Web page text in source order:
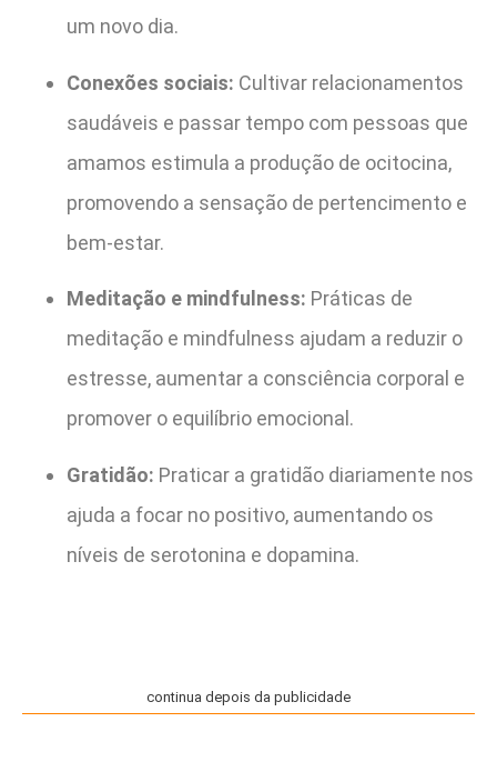
um novo dia.
Conexões sociais: Cultivar relacionamentos
saudáveis e passar tempo com pessoas que
amamos estimula a produção de ocitocina,
promovendo a sensação de pertencimento e
bem-estar.
Meditação e mindfulness: Práticas de
meditação e mindfulness ajudam a reduzir o
estresse, aumentar a consciência corporal e
promover o equilíbrio emocional.
Gratidão: Praticar a gratidão diariamente nos
ajuda a focar no positivo, aumentando os
níveis de serotonina e dopamina.
continua depois da publicidade